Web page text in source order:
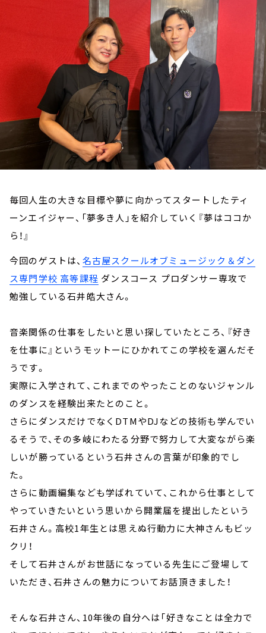
毎回人生の大きな目標や夢に向かってスタートしたティ
ーンエイジャー、「夢多き人」を紹介していく『夢はココか
ら！』
今回のゲストは、 名古屋スクールオブミュージック＆ダン
ス専門学校 高等課程 ダンスコース プロダンサー専攻で
勉強している石井皓大さん。
音楽関係の仕事をしたいと思い探していたところ、『好き
を仕事に』というモットーにひかれてこの学校を選んだそ
うです。
実際に入学されて、これまでのやったことのないジャンル
のダンスを経験出来たとのこと。
さらにダンスだけでなくDTMやDJなどの技術も学んでい
るそうで、その多岐にわたる分野で努力して大変ながら楽
しいが勝っているという石井さんの言葉が印象的でし
た。
さらに動画編集なども学ばれていて、これから仕事として
やっていきたいという思いから開業届を提出したという
石井さん。高校1年生とは思えぬ行動力に大神さんもビッ
クリ！
そして石井さんがお世話になっている先生にご登場して
いただき、石井さんの魅力についてお話頂きました！
そんな石井さん、10年後の自分へは「好きなことは全力で